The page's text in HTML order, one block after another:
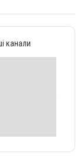
канали